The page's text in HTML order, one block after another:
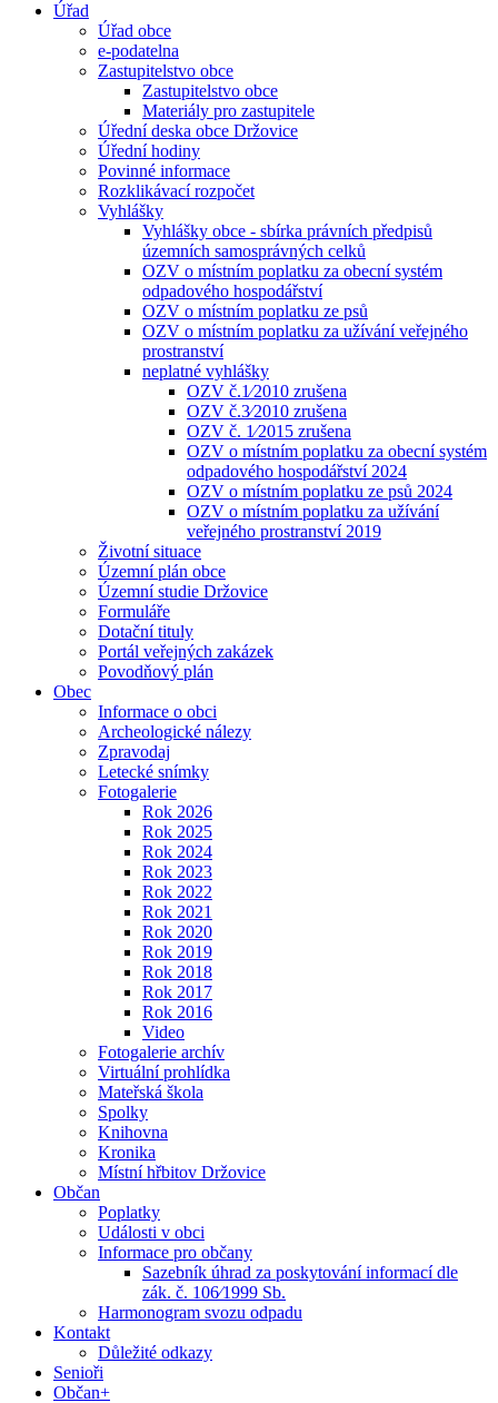
Úřad
Úřad obce
e-podatelna
Zastupitelstvo obce
Zastupitelstvo obce
Materiály pro zastupitele
Úřední deska obce Držovice
Úřední hodiny
Povinné informace
Rozklikávací rozpočet
Vyhlášky
Vyhlášky obce - sbírka právních předpisů
územních samosprávných celků
OZV o místním poplatku za obecní systém
odpadového hospodářství
OZV o místním poplatku ze psů
OZV o místním poplatku za užívání veřejného
prostranství
neplatné vyhlášky
OZV č.1⁄2010 zrušena
OZV č.3⁄2010 zrušena
OZV č. 1⁄2015 zrušena
OZV o místním poplatku za obecní systém
odpadového hospodářství 2024
OZV o místním poplatku ze psů 2024
OZV o místním poplatku za užívání
veřejného prostranství 2019
Životní situace
Územní plán obce
Územní studie Držovice
Formuláře
Dotační tituly
Portál veřejných zakázek
Povodňový plán
Obec
Informace o obci
Archeologické nálezy
Zpravodaj
Letecké snímky
Fotogalerie
Rok 2026
Rok 2025
Rok 2024
Rok 2023
Rok 2022
Rok 2021
Rok 2020
Rok 2019
Rok 2018
Rok 2017
Rok 2016
Video
Fotogalerie archív
Virtuální prohlídka
Mateřská škola
Spolky
Knihovna
Kronika
Místní hřbitov Držovice
Občan
Poplatky
Události v obci
Informace pro občany
Sazebník úhrad za poskytování informací dle
zák. č. 106⁄1999 Sb.
Harmonogram svozu odpadu
Kontakt
Důležité odkazy
Senioři
Občan+